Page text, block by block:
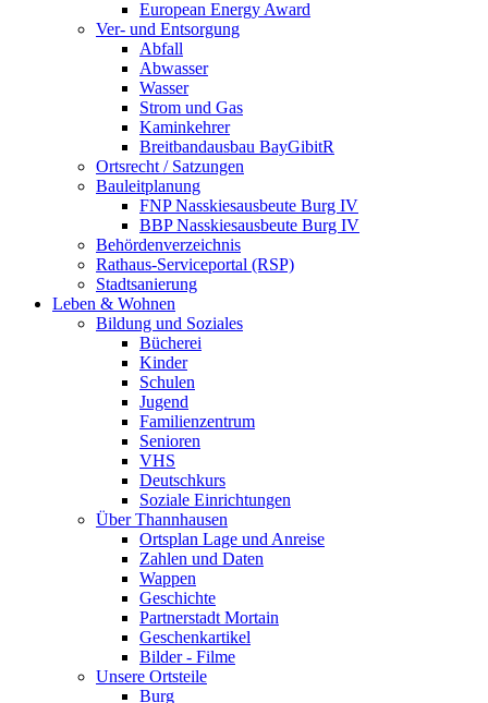
European Energy Award
Ver- und Entsorgung
Abfall
Abwasser
Wasser
Strom und Gas
Kaminkehrer
Breitbandausbau BayGibitR
Ortsrecht / Satzungen
Bauleitplanung
FNP Nasskiesausbeute Burg IV
BBP Nasskiesausbeute Burg IV
Behördenverzeichnis
Rathaus-Serviceportal (RSP)
Stadtsanierung
Leben & Wohnen
Bildung und Soziales
Bücherei
Kinder
Schulen
Jugend
Familienzentrum
Senioren
VHS
Deutschkurs
Soziale Einrichtungen
Über Thannhausen
Ortsplan Lage und Anreise
Zahlen und Daten
Wappen
Geschichte
Partnerstadt Mortain
Geschenkartikel
Bilder - Filme
Unsere Ortsteile
Burg